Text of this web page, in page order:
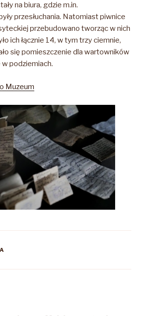
na biura, gdzie m.in.
przesłuchania. Natomiast piwnice
przebudowano tworząc w nich
ich łącznie 14, w tym trzy ciemnie,
się pomieszczenie dla wartowników
w podziemiach.
Muzeum